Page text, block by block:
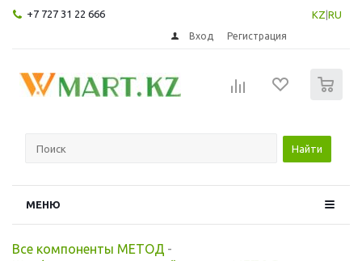
+7 727 31 22 666 KZ RU
Вход Регистрация
Найти
МЕНЮ
Все компоненты МЕТОД -